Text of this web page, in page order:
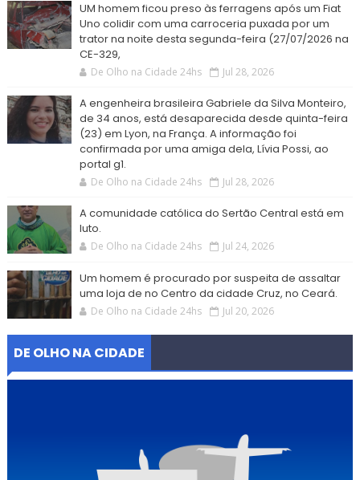
UM homem ficou preso às ferragens após um Fiat
Uno colidir com uma carroceria puxada por um
trator na noite desta segunda-feira (27/07/2026 na
CE-329,
De Olho na Cidade 24hs Jul 28, 2026
A engenheira brasileira Gabriele da Silva Monteiro,
de 34 anos, está desaparecida desde quinta-feira
(23) em Lyon, na França. A informação foi
confirmada por uma amiga dela, Lívia Possi, ao
portal g1.
De Olho na Cidade 24hs Jul 28, 2026
A comunidade católica do Sertão Central está em
luto.
De Olho na Cidade 24hs Jul 24, 2026
Um homem é procurado por suspeita de assaltar
uma loja de no Centro da cidade Cruz, no Ceará.
De Olho na Cidade 24hs Jul 20, 2026
DE OLHO NA CIDADE